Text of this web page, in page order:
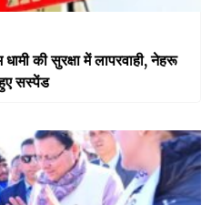
की सुरक्षा में लापरवाही, नेहरू
सस्पेंड